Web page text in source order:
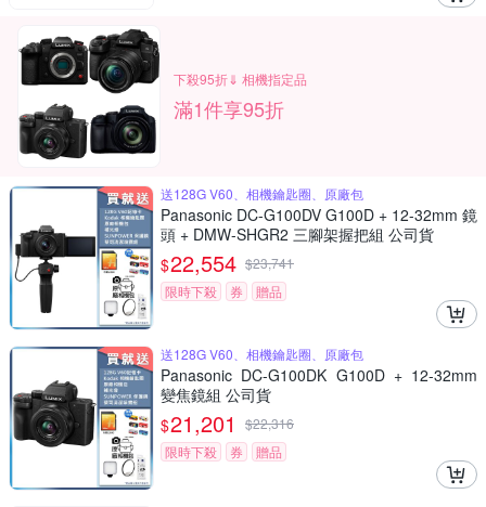
下殺95折⇓ 相機指定品
滿1件享95折
送128G V60、相機鑰匙圈、原廠包
Panasonic DC-G100DV G100D + 12-32mm 鏡
頭 + DMW-SHGR2 三腳架握把組 公司貨
$22,554 $23,741
限時下殺
券 贈品
送128G V60、相機鑰匙圈、原廠包
Panasonic DC-G100DK G100D + 12-32mm
變焦鏡組 公司貨
$21,201 $22,316
限時下殺
券 贈品